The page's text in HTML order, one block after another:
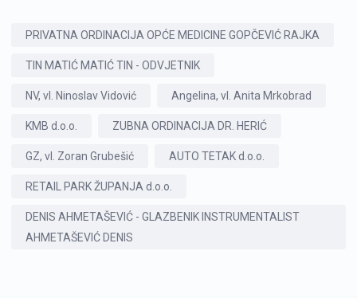
PRIVATNA ORDINACIJA OPĆE MEDICINE GOPČEVIĆ RAJKA
TIN MATIĆ MATIĆ TIN - ODVJETNIK
NV, vl. Ninoslav Vidović Angelina, vl. Anita Mrkobrad
KMB d.o.o. ZUBNA ORDINACIJA DR. HERIĆ
GZ, vl. Zoran Grubešić AUTO TETAK d.o.o.
RETAIL PARK ŽUPANJA d.o.o.
DENIS AHMETAŠEVIĆ - GLAZBENIK INSTRUMENTALIST
AHMETAŠEVIĆ DENIS